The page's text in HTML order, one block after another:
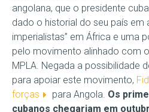
angolana, que o presidente
dado o historial do seu país em
imperialistas” em África e uma
pelo movimento alinhado com
MPLA. Negada a possibilidade
para apoiar este movimento,
forças
para Angola. Os
cubanos chegariam em